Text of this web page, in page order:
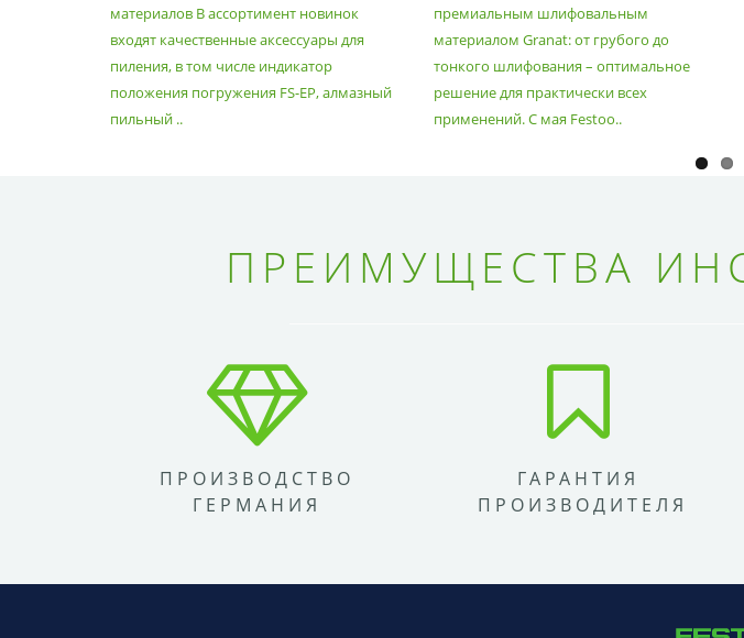
материалов В ассортимент новинок
входят качественные аксессуары для
пиления, в том числе индикатор
положения погружения FS-EP, алмазный
пильный ..
премиальным шлифовальным
материалом Granat: от грубого до
тонкого шлифования – оптимальное
решение для практически всех
применений. С мая Festoo..
ПРЕИМУЩЕСТВА
ПРОИЗВОДСТВО
ГЕРМАНИЯ
ГАРАНТИЯ
ПРОИЗВОДИТЕЛЯ